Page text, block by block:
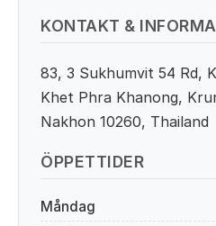
KONTAKT &
83, 3 Sukhumvit 54 Rd,
Khet Phra Khanong,
Nakhon 10260, Thailand
ÖPPETTIDER
Måndag